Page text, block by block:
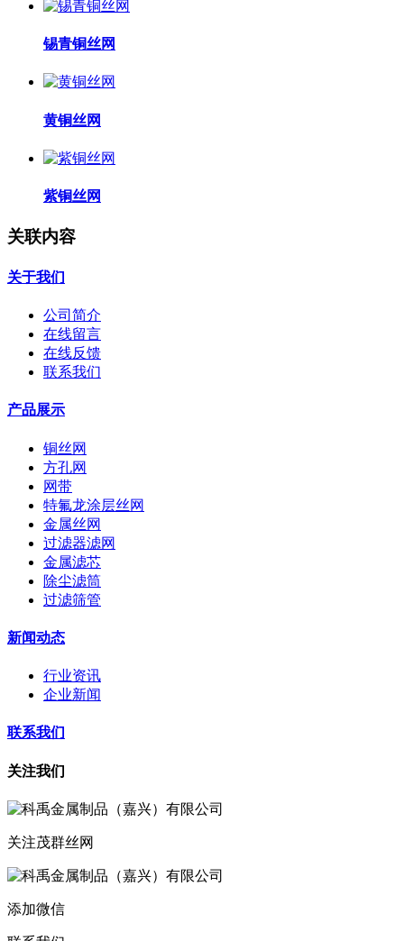
锡青铜丝网
黄铜丝网
紫铜丝网
关联内容
关于我们
公司简介
在线留言
在线反馈
联系我们
产品展示
铜丝网
方孔网
网带
特氟龙涂层丝网
金属丝网
过滤器滤网
金属滤芯
除尘滤筒
过滤筛管
新闻动态
行业资讯
企业新闻
联系我们
关注我们
关注茂群丝网
添加微信